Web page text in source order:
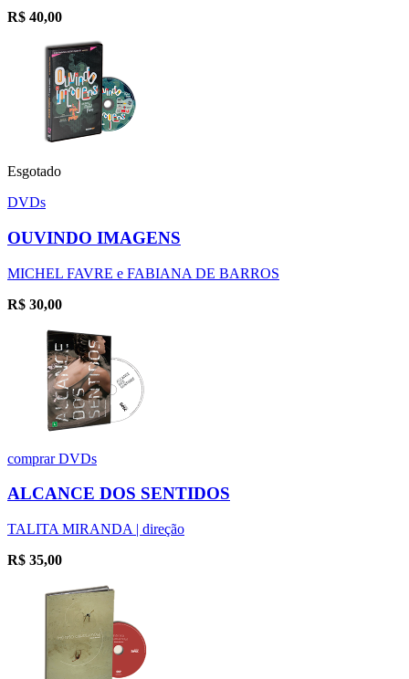
R$ 40,00
Esgotado
DVDs
OUVINDO IMAGENS
MICHEL FAVRE e FABIANA DE BARROS
R$ 30,00
comprarDVDs
ALCANCE DOS SENTIDOS
TALITA MIRANDA | direção
R$ 35,00